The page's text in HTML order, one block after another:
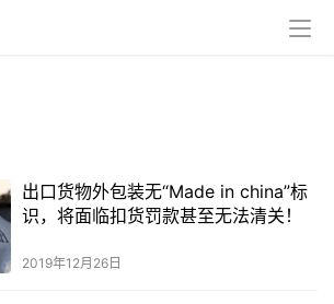
出口货物外包装无“Made in china”标
识，将面临扣货罚款甚至无法清关！
2019年12月26日